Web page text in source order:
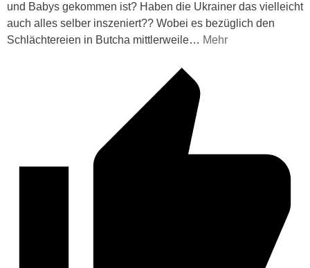
und Babys gekommen ist? Haben die Ukrainer das vielleicht
auch alles selber inszeniert?? Wobei es bezüglich den
Schlächtereien in Butcha mittlerweile… Mehr